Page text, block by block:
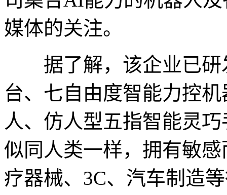
媒体的关注。
据了解，该企业已研
台、七自由度智能力控
人、仿人型五指智能灵
似同人类一样，拥有敏
疗器械、3C、汽车制造